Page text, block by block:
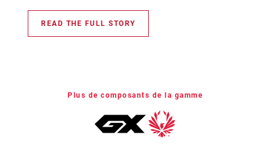
READ THE FULL STORY
Plus de composants de la gamme